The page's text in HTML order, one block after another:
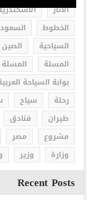
الاثار
الخطوط
السياحية
الصين
المسلة
المسلة
بوابة السياحة
رحلة
سياح
طيران
فنادق
مشروع
مصر
وزارة
وزير
Recent Posts